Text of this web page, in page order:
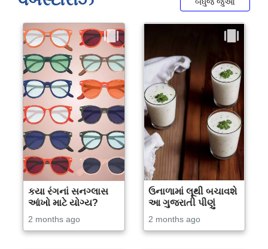
બધુજ જુઓ
કયા રંગનાં સનગ્લાસ
આંખો માટે યોગ્ય?
2 months ago
ઉનાળામાં લૂથી બચાવશે
આ ગુજરાતી પીણું
2 months ago